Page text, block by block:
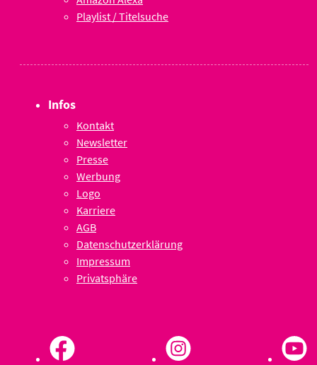
Playlist / Titelsuche
Infos
Kontakt
Newsletter
Presse
Werbung
Logo
Karriere
AGB
Datenschutzerklärung
Impressum
Privatsphäre